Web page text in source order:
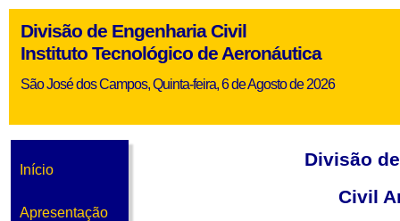
Divisão de Engenharia Civil
Instituto Tecnológico de Aeronáutica
São José dos Campos, Quinta-feira, 6 de Agosto de 2026
Início
Apresentação
Divisão
Civil